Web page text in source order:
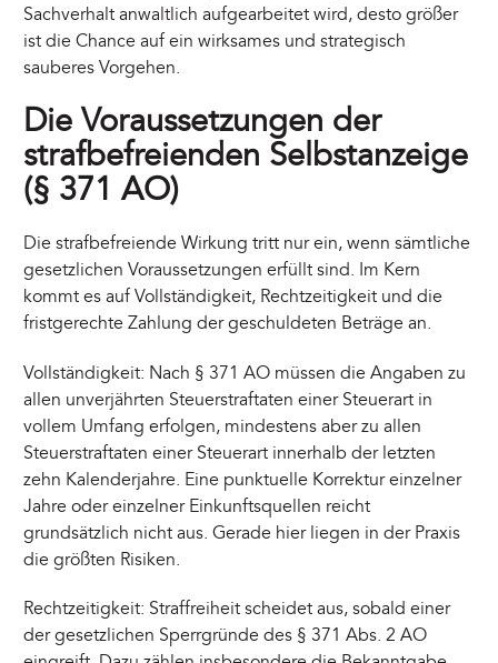
Sachverhalt anwaltlich aufgearbeitet wird, desto größer
ist die Chance auf ein wirksames und strategisch
sauberes Vorgehen.
Die Voraussetzungen der
strafbefreienden Selbstanzeige
(§ 371 AO)
Die strafbefreiende Wirkung tritt nur ein, wenn sämtliche
gesetzlichen Voraussetzungen erfüllt sind. Im Kern
kommt es auf Vollständigkeit, Rechtzeitigkeit und die
fristgerechte Zahlung der geschuldeten Beträge an.
Vollständigkeit: Nach § 371 AO müssen die Angaben zu
allen unverjährten Steuerstraftaten einer Steuerart in
vollem Umfang erfolgen, mindestens aber zu allen
Steuerstraftaten einer Steuerart innerhalb der letzten
zehn Kalenderjahre. Eine punktuelle Korrektur einzelner
Jahre oder einzelner Einkunftsquellen reicht
grundsätzlich nicht aus. Gerade hier liegen in der Praxis
die größten Risiken.
Rechtzeitigkeit: Straffreiheit scheidet aus, sobald einer
der gesetzlichen Sperrgründe des § 371 Abs. 2 AO